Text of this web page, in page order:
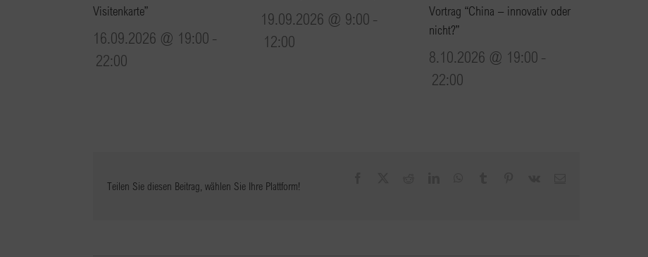
Visitenkarte”
16.09.2026 @ 19:00 -
22:00
19.09.2026 @ 9:00 -
12:00
Vortrag “China – innovativ oder
nicht?”
8.10.2026 @ 19:00 -
22:00
Teilen Sie diesen Beitrag, wählen Sie Ihre Plattform!